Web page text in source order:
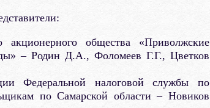
акционерного общества «Приволжские
– Родин Д.А., Фоломеев Г.Г., Цветков
Федеральной налоговой службы по
по Самарской области – Новиков